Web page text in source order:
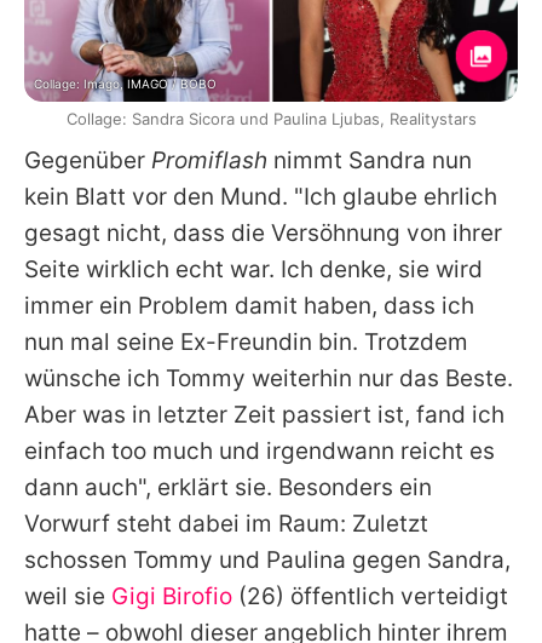
Gegenüber Promiflash nimmt Sandra nun
kein Blatt vor den Mund. "Ich glaube ehrlich
gesagt nicht, dass die Versöhnung von ihrer
Seite wirklich echt war. Ich denke, sie wird
immer ein Problem damit haben, dass ich
nun mal seine Ex-Freundin bin. Trotzdem
wünsche ich Tommy weiterhin nur das Beste.
Aber was in letzter Zeit passiert ist, fand ich
einfach too much und irgendwann reicht es
dann auch", erklärt sie. Besonders ein
Vorwurf steht dabei im Raum: Zuletzt
schossen Tommy und Paulina gegen Sandra,
weil sie Gigi Birofio (26) öffentlich verteidigt
hatte – obwohl dieser angeblich hinter ihrem
Collage: Imago, IMAGO / BOBO
Collage: Sandra Sicora und Paulina Ljubas, Realitystars